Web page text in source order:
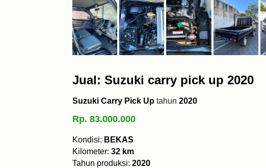
Jual: Suzuki carry pick up 2020
Suzuki Carry Pick Up tahun 2020
Rp. 83.000.000
Kondisi: BEKAS
Kilometer: 32 km
Tahun produksi: 2020